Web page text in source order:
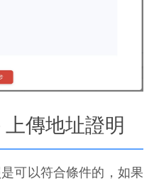
傳地址證明
可以符合條件的，如果